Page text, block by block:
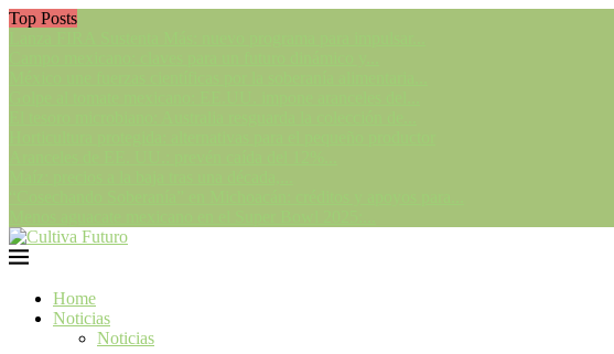
Top Posts
Home
Noticias
Noticias